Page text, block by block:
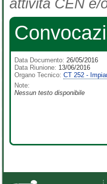
Data Documento: 26/05/2016
Data Riunione: 13/06/2016
Organo Tecnico: CT 252 -
Note:
Nessun testo disponibile